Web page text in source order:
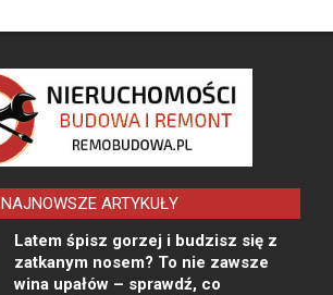
NAJNOWSZE ARTYKUŁY
Latem śpisz gorzej i budzisz się z
zatkanym nosem? To nie zawsze
wina upałów – sprawdź, co